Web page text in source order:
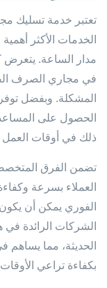
تعتبر خدمة تسليك
الخدمات الأكثر
مدار الساعة. يتعرض
في مجاري الصرف
المشكلة. وبفضل
الحصول على
ذلك في أوقات العمل
تضمن الفرق
العملاء بسرعة
الفوري يمكن أن
الشركات الرائدة في
الحديثة، مما
بكفاءة تراعي